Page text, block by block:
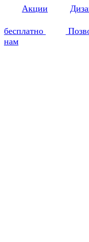
Акции
бесплатно
нам